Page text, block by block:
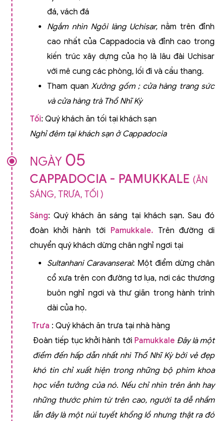
đá, vách đá
Ngắm nhìn Ngôi làng Uchisar,nằm trên đỉnh
cao nhất của Cappadocia và đỉnh cao trong
kiến trúc xây dựng của họ là lâu đài Uchisar
với mê cung các phòng, lối đi và cầu thang.
Tham quan Xưởng gốm ; cửa hàng trang sức
và cửa hàng trà Thổ Nhĩ Kỳ
Tối: Quý khách ăn tối tại khách sạn
Nghỉ đêm tại khách sạn ở Cappadocia
NGÀY 05
CAPPADOCIA - PAMUKKALE (ĂN
SÁNG, TRƯA, TỐI )
Sáng: Quý khách ăn sáng tại khách sạn. Sau đó
đoàn khởi hành tới Pamukkale. Trên đường di
chuyển quý khách dừng chân nghỉ ngơi tại
Sultanhani Caravanserai: Một điểm dừng chân
cổ xưa trên con đường tơ lụa, nơi các thương
buôn nghỉ ngơi và thư giãn trong hành trình
dài của họ.
Trưa : Quý khách ăn trưa tại nhà hàng
Đoàn tiếp tục khởi hành tới Pamukkale Đây là một
điểm đến hấp dẫn nhất nhì Thổ Nhĩ Kỳ bởi vẻ đẹp
khó tin chỉ xuất hiện trong những bộ phim khoa
học viễn tưởng của nó. Nếu chỉ nhìn trên ảnh hay
những thước phim từ trên cao, người ta dễ nhầm
lẫn đây là một núi tuyết khổng lồ nhưng thật ra đó